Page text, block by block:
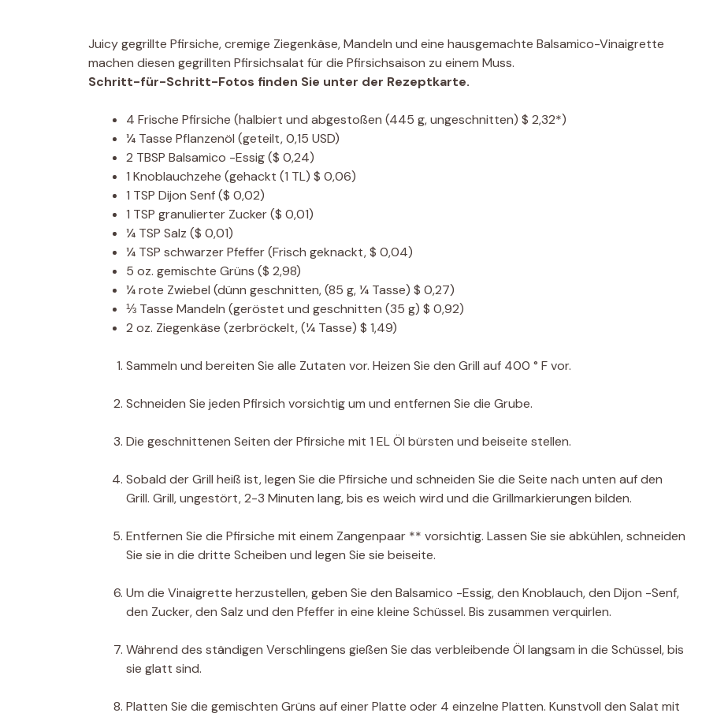
Juicy gegrillte Pfirsiche, cremige Ziegenkäse, Mandeln und eine hausgemachte Balsamico-Vinaigrette
machen diesen gegrillten Pfirsichsalat für die Pfirsichsaison zu einem Muss.
Schritt-für-Schritt-Fotos finden Sie unter der Rezeptkarte.
4 Frische Pfirsiche (halbiert und abgestoßen (445 g, ungeschnitten) $ 2,32*)
¼ Tasse Pflanzenöl (geteilt, 0,15 USD)
2 TBSP Balsamico -Essig($ 0,24)
1 Knoblauchzehe (gehackt (1 TL) $ 0,06)
1 TSP Dijon Senf($ 0,02)
1 TSP granulierter Zucker($ 0,01)
¼ TSP Salz ($ 0,01)
¼ TSP schwarzer Pfeffer(Frisch geknackt, $ 0,04)
5 oz. gemischte Grüns ($ 2,98)
¼rote Zwiebel (dünn geschnitten, (85 g, ¼ Tasse) $ 0,27)
⅓ Tasse Mandeln (geröstet und geschnitten (35 g) $ 0,92)
2 oz. Ziegenkäse (zerbröckelt, (¼ Tasse) $ 1,49)
Sammeln und bereiten Sie alle Zutaten vor. Heizen Sie den Grill auf 400 ° F vor.
Schneiden Sie jeden Pfirsich vorsichtig um und entfernen Sie die Grube.
Die geschnittenen Seiten der Pfirsiche mit 1 EL Öl bürsten und beiseite stellen.
Sobald der Grill heiß ist, legen Sie die Pfirsiche und schneiden Sie die Seite nach unten auf den
Grill. Grill, ungestört, 2-3 Minuten lang, bis es weich wird und die Grillmarkierungen bilden.
Entfernen Sie die Pfirsiche mit einem Zangenpaar ** vorsichtig. Lassen Sie sie abkühlen, schneiden
Sie sie in die dritte Scheiben und legen Sie sie beiseite.
Um die Vinaigrette herzustellen, geben Sie den Balsamico -Essig, den Knoblauch, den Dijon -Senf,
den Zucker, den Salz und den Pfeffer in eine kleine Schüssel. Bis zusammen verquirlen.
Während des ständigen Verschlingens gießen Sie das verbleibende Öl langsam in die Schüssel, bis
sie glatt sind.
Platten Sie die gemischten Grüns auf einer Platte oder 4 einzelne Platten. Kunstvoll den Salat mit